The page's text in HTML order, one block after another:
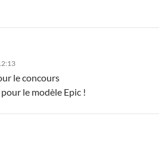
le concours
le modèle Epic !